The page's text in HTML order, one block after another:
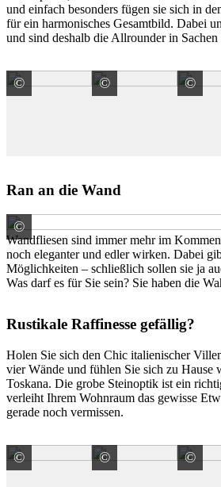
und einfach besonders fügen sie sich in
für ein harmonisches Gesamtbild. Dabei
und sind deshalb die Allrounder in Sachen
© Casalgrande-Padana S.p.A.
© Casalgrande-
©
Ran an die Wand
©
V&B Fliesen GmbH, Marke
Wandfliesen sind immer mehr im
noch eleganter und edler wirken. Dabei
Möglichkeiten – schließlich sollen sie ja
Was darf es für Sie sein? Sie haben die
Rustikale Raffinesse gefällig?
Holen Sie sich den Chic italienischer
vier Wände und fühlen Sie sich zu Hause
Toskana. Die grobe Steinoptik ist ein
verleiht Ihrem Wohnraum das gewisse
gerade noch vermissen.
© Colmef Srl - Marke Pietre
© Colmef Srl -
©